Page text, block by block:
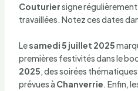
Couturiersigne
travaillées. Notez ces dates
Lesamedi 5 juillet 2025
premières festivités dans le
2025, des soirées
prévues à Chanverrie. Enfin,